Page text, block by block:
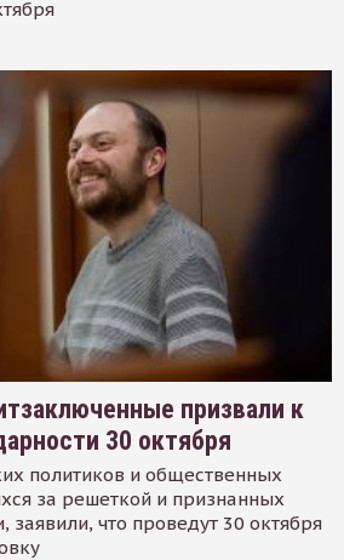
призвали к
30 октября
политиков и общественных
за решеткой и признанных
что проведут 30 октября